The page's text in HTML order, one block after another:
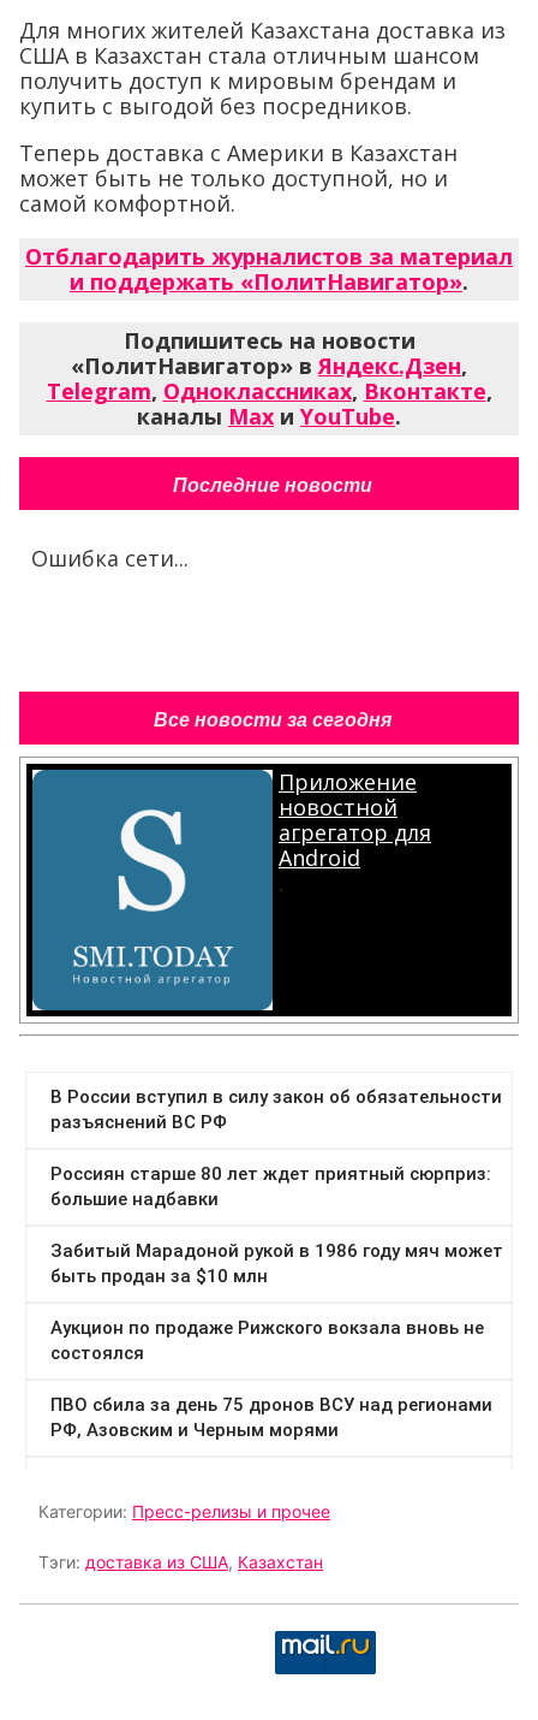
Для многих жителей Казахстана доставка из
США в Казахстан стала отличным шансом
получить доступ к мировым брендам и
купить с выгодой без посредников.
Теперь доставка с Америки в Казахстан
может быть не только доступной, но и
самой комфортной.
Отблагодарить журналистов за материал
и поддержать «ПолитНавигатор».
Подпишитесь на новости
«ПолитНавигатор» вЯндекс.Дзен,
Telegram, Одноклассниках, Вконтакте,
каналы Max и YouTube.
Последние новости
Ошибка сети...
Все новости за сегодня
Приложение
новостной
агрегатор для
Android
.
Категории: Пресс-релизы и прочее
Тэги: доставка из США, Казахстан